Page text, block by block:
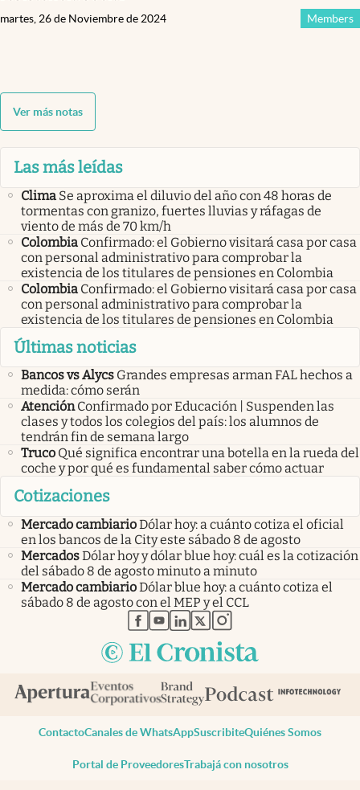
Members
martes, 26 de Noviembre de 2024
Ver más notas
Las más leídas
Clima Se aproxima el diluvio del año con 48 horas de
tormentas con granizo, fuertes lluvias y ráfagas de
viento de más de 70 km/h
Colombia Confirmado: el Gobierno visitará casa por casa
con personal administrativo para comprobar la
existencia de los titulares de pensiones en Colombia
Colombia Confirmado: el Gobierno visitará casa por casa
con personal administrativo para comprobar la
existencia de los titulares de pensiones en Colombia
Últimas noticias
Bancos vs Alycs Grandes empresas arman FAL hechos a
medida: cómo serán
Atención Confirmado por Educación | Suspenden las
clases y todos los colegios del país: los alumnos de
tendrán fin de semana largo
Truco Qué significa encontrar una botella en la rueda del
coche y por qué es fundamental saber cómo actuar
Cotizaciones
Mercado cambiarioDólar hoy: a cuánto cotiza el oficial
en los bancos de la City este sábado 8 de agosto
MercadosDólar hoy y dólar blue hoy: cuál es la cotización
del sábado 8 de agosto minuto a minuto
Mercado cambiarioDólar blue hoy: a cuánto cotiza el
sábado 8 de agosto con el MEP y el CCL
abre en nueva pestaña
abre en nueva pestaña
abre en nueva pestaña
abre en nueva pestaña
abre en nueva pestaña
ContactoCanales de WhatsAppSuscribiteQuiénes Somos
Portal de ProveedoresTrabajá con nosotros